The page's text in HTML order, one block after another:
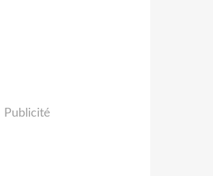
Publicité